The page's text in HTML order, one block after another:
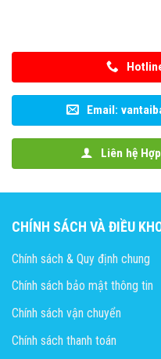
Email:
Liên hệ
CHÍNH SÁCH VÀ ĐIỀU
Chính sách & Quy định chung
Chính sách bảo mật thông tin
Chính sách vận chuyển
Chính sách thanh toán